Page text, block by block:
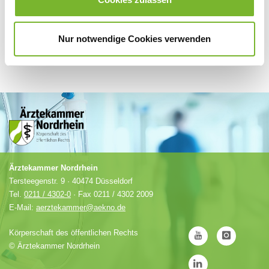
Nur notwendige Cookies verwenden
Ärztekammer Nordrhein
Tersteegenstr. 9 · 40474 Düsseldorf
Tel. 0211 / 4302-0 · Fax 0211 / 4302 2009
E-Mail: aerztekammer@aekno.de
Körperschaft des öffentlichen Rechts
© Ärztekammer Nordrhein